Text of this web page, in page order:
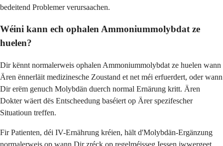
bedeitend Problemer verursaachen.
Wéini kann ech ophalen Ammoniummolybdat ze
huelen?
Dir kënnt normalerweis ophalen Ammoniummolybdat ze huelen wann
Ären ënnerläit medizinesche Zoustand et net méi erfuerdert, oder wann
Dir erëm genuch Molybdän duerch normal Ernärung kritt. Ären
Dokter wäert dës Entscheedung baséiert op Ärer spezifescher
Situatioun treffen.
Fir Patienten, déi IV-Ernährung kréien, hält d'Molybdän-Ergänzung
normalerweis op wann Dir zréck op regelméisseg Iessen iwwergeet.